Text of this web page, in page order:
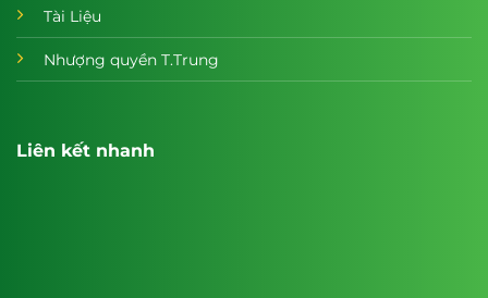
Tài Liệu
Nhượng quyền T.Trung
Liên kết nhanh